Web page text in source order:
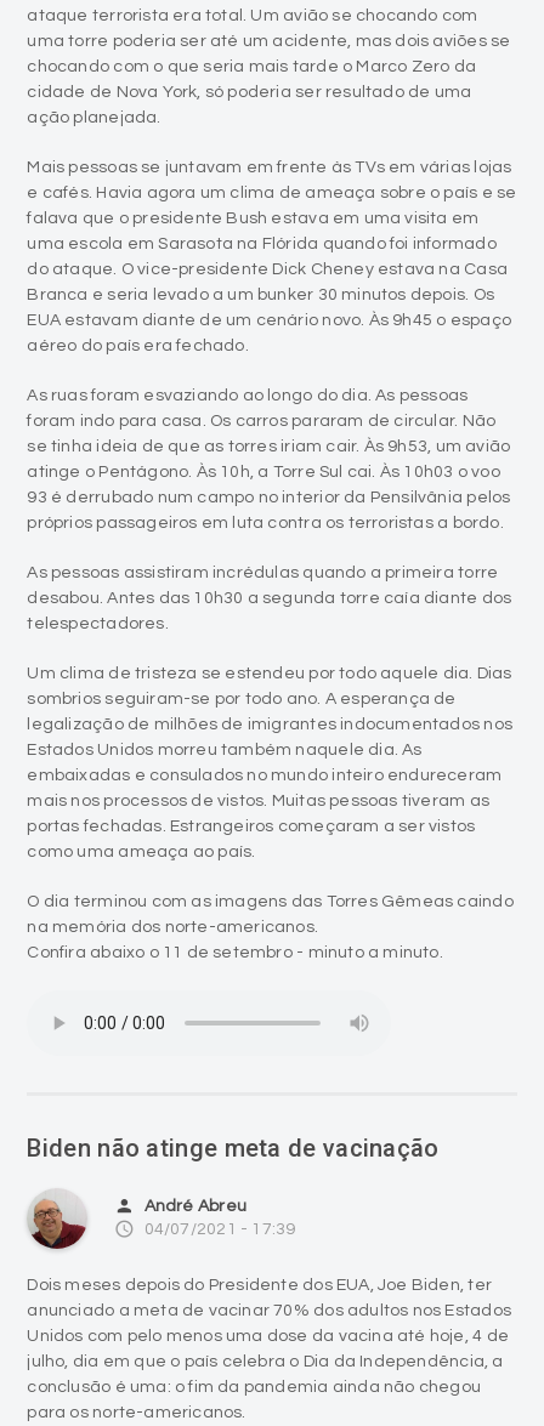
ataque terrorista era total. Um avião se chocando com
uma torre poderia ser até um acidente, mas dois aviões se
chocando com o que seria mais tarde o Marco Zero da
cidade de Nova York, só poderia ser resultado de uma
ação planejada.
Mais pessoas se juntavam em frente às TVs em várias lojas
e cafés. Havia agora um clima de ameaça sobre o país e se
falava que o presidente Bush estava em uma visita em
uma escola em Sarasota na Flórida quando foi informado
do ataque. O vice-presidente Dick Cheney estava na Casa
Branca e seria levado a um bunker 30 minutos depois. Os
EUA estavam diante de um cenário novo. Às 9h45 o espaço
aéreo do país era fechado.
As ruas foram esvaziando ao longo do dia. As pessoas
foram indo para casa. Os carros pararam de circular. Não
se tinha ideia de que as torres iriam cair. Às 9h53, um avião
atinge o Pentágono. Às 10h, a Torre Sul cai. Às 10h03 o voo
93 é derrubado num campo no interior da Pensilvânia pelos
próprios passageiros em luta contra os terroristas a bordo.
As pessoas assistiram incrédulas quando a primeira torre
desabou. Antes das 10h30 a segunda torre caía diante dos
telespectadores.
Um clima de tristeza se estendeu por todo aquele dia. Dias
sombrios seguiram-se por todo ano. A esperança de
legalização de milhões de imigrantes indocumentados nos
Estados Unidos morreu também naquele dia. As
embaixadas e consulados no mundo inteiro endureceram
mais nos processos de vistos. Muitas pessoas tiveram as
portas fechadas. Estrangeiros começaram a ser vistos
como uma ameaça ao país.
O dia terminou com as imagens das Torres Gêmeas caindo
na memória dos norte-americanos.
Confira abaixo o 11 de setembro - minuto a minuto.
Biden não atinge meta de vacinação
person André Abreu
access_time 04/07/2021 - 17:39
Dois meses depois do Presidente dos EUA, Joe Biden, ter
anunciado a meta de vacinar 70% dos adultos nos Estados
Unidos com pelo menos uma dose da vacina até hoje, 4 de
julho, dia em que o país celebra o Dia da Independência, a
conclusão é uma: o fim da pandemia ainda não chegou
para os norte-americanos.